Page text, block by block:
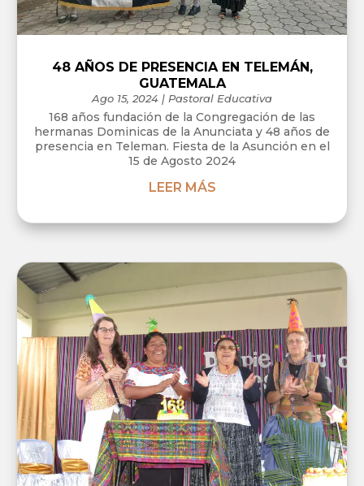
48 AÑOS DE PRESENCIA EN TELEMÁN,
GUATEMALA
Ago 15, 2024 | Pastoral Educativa
168 años fundación de la Congregación de las
hermanas Dominicas de la Anunciata y 48 años de
presencia en Teleman. Fiesta de la Asunción en el
15 de Agosto 2024
LEER MÁS